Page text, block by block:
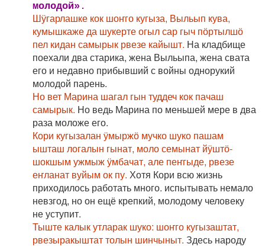
молодой» .
Шӱгарлашке кок шоҥго кугыза, Выльып кува,
кумышкаже да шукерте огыл сар гыч пӧртылшӧ
пел кидан самырык рвезе кайышт. На кладбище
поехали два старика, жена Выльыпа, жена свата
его и недавно прибывший с войны однорукий
молодой парень.
Но вет Марина шагал гын туддеч кок пачаш
самырык. Но ведь Марина по меньшей мере в два
раза моложе его.
Кори кугызалан ӱмыржӧ мучко шуко пашам
ышташ логалын гынат, моло семынат йӱштӧ-
шокшым ужмыж ӱмбачат, але пеҥгыде, рвезе
еҥланат вуйым ок пу. Хотя Кори всю жизнь
приходилось работать много. испытывать немало
невзгод, но он ещё крепкий, молодому человеку
не уступит.
Тыште калык утларак шуко: шоҥго кугызаштат,
рвезыракыштат толын шинчыныт. Здесь народу